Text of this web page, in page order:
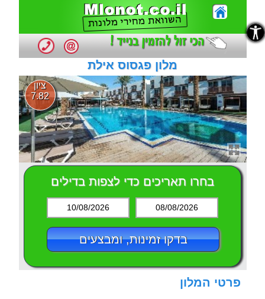
מלון פגסוס אילת
ציון
7.82
בחרו תאריכים כדי לצפות בדילים
10/08/2026 08/08/2026
בדקו זמינות, ומבצעים
פרטי המלון
נגישות
נגישות